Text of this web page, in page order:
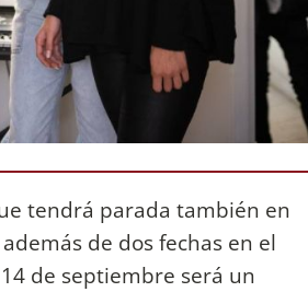
tendrá parada también en
de dos fechas en el
de septiembre será un